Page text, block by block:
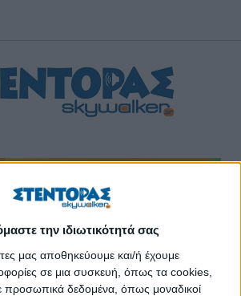
την ιδιωτικότητά σας
μας αποθηκεύουμε και/ή έχουμε
σε μια συσκευή, όπως τα cookies,
προσωπικά δεδομένα, όπως μοναδικοί
06/08/202611:43:42